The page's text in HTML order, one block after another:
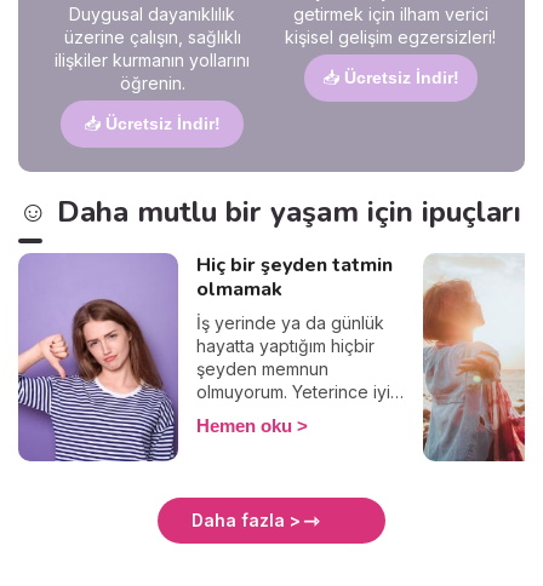
Duygusal dayanıklılık
üzerine çalışın, sağlıklı
ilişkiler kurmanın yollarını
öğrenin.
📥 Ücretsiz İndir!
getirmek için ilham verici
kişisel gelişim egzersizleri!
📥 Ücretsiz İndir!
☺️ Daha mutlu bir yaşam için ipuçları
Hiç bir şeyden tatmin
olmamak
İş yerinde ya da günlük
hayatta yaptığım hiçbir
şeyden memnun
olmuyorum. Yeterince iyi
değil, yeterince güzel değil,
yeterince başarılı değil,
düşünce. Belki de en büyük
kusurum bu aşırı
Hemen oku
Daha fazla >